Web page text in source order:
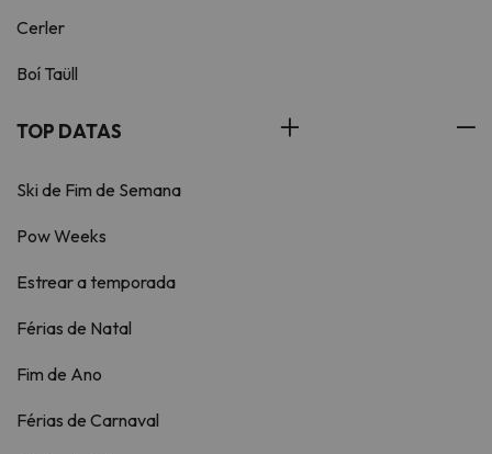
Cerler
Boí Taüll
TOP DATAS
Ski de Fim de Semana
Pow Weeks
Estrear a temporada
Férias de Natal
Fim de Ano
Férias de Carnaval